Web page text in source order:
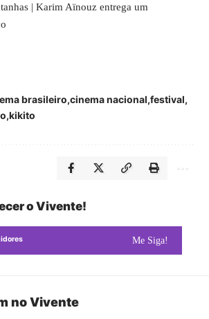
| Karim Aïnouz entrega um
brasileiro cinema nacional festival
kikito
o Vivente!
Me Siga!
no Vivente